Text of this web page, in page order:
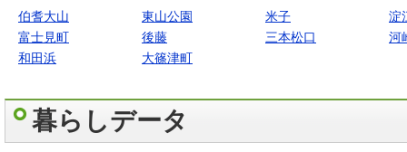
伯耆大山 東山公園 米子
淀
富士見町
後藤 三本松口
河
和田浜
大篠津町
暮らしデータ